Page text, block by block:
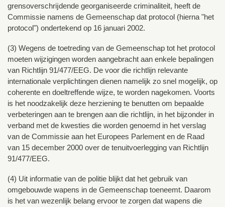
grensoverschrĳdende georganiseerde criminaliteit, heeft de
Commissie namens de Gemeenschap dat protocol (hierna "het
protocol") ondertekend op 16 januari 2002.
(3) Wegens de toetreding van de Gemeenschap tot het protocol
moeten wijzigingen worden aangebracht aan enkele bepalingen
van Richtlijn 91/477/EEG. De voor die richtlijn relevante
internationale verplichtingen dienen namelijk zo snel mogelijk, op
coherente en doeltreffende wijze, te worden nagekomen. Voorts
is het noodzakelijk deze herziening te benutten om bepaalde
verbeteringen aan te brengen aan die richtlijn, in het bijzonder in
verband met de kwesties die worden genoemd in het verslag
van de Commissie aan het Europees Parlement en de Raad
van 15 december 2000 over de tenuitvoerlegging van Richtlijn
91/477/EEG.
(4) Uit informatie van de politie blijkt dat het gebruik van
omgebouwde wapens in de Gemeenschap toeneemt. Daarom
is het van wezenlijk belang ervoor te zorgen dat wapens die